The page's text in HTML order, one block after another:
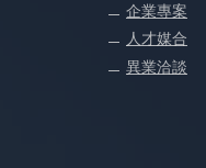
企業專案
人才媒合
異業洽談